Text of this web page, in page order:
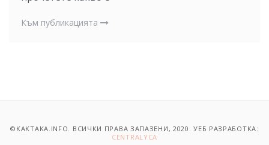
Към публикацията
©KAKTAKA.INFO. ВСИЧКИ ПРАВА ЗАПАЗЕНИ, 2020. УЕБ РАЗРАБОТКА:
CENTRALYCA